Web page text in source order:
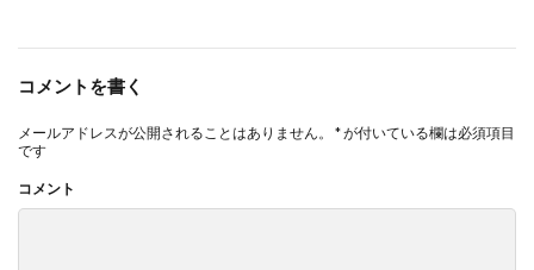
コメントを書く
メールアドレスが公開されることはありません。 *が付いている欄は必須項目
です
コメント